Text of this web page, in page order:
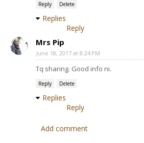
Reply Delete
Replies
Reply
Mrs Pip
June 18, 2017 at 8:24 PM
Tq sharing. Good info ni.
Reply Delete
Replies
Reply
Add comment